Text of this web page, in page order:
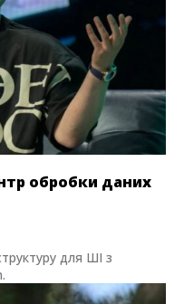
обробки даних
для ШІ з